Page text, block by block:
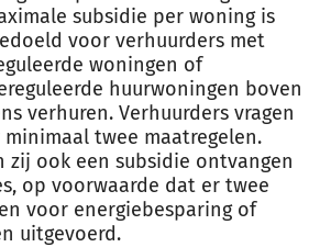
subsidie per woning is
voor verhuurders met
woningen of
huurwoningen boven
verhuren. Verhuurders vragen
twee maatregelen.
zij ook een subsidie ontvangen
op voorwaarde dat er twee
voor energiebesparing of
uitgevoerd.